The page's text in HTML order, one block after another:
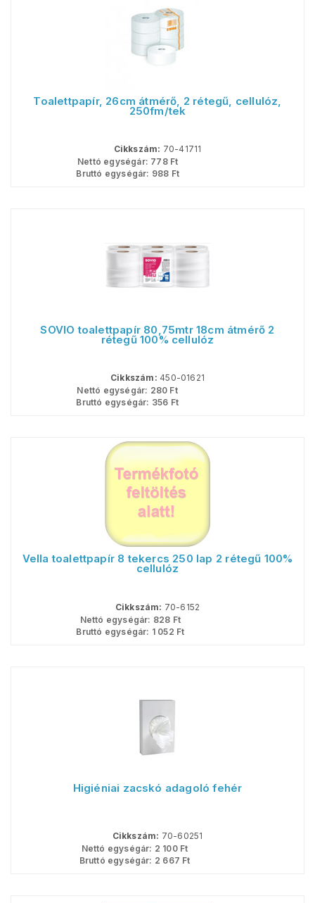
Toalettpapír, 26cm átmérő, 2 rétegű, cellulóz,
250fm/tek
Cikkszám: 70-41711
Nettó egységár: 778Ft
Bruttó egységár: 988 Ft
SOVIO toalettpapír 80,75mtr 18cm átmérő 2
rétegű 100% cellulóz
Cikkszám: 450-01621
Nettó egységár: 280 Ft
Bruttó egységár: 356 Ft
Vella toalettpapír 8 tekercs 250 lap 2 rétegű 100%
cellulóz
Cikkszám: 70-6152
Nettó egységár: 828 Ft
Bruttó egységár: 1 052 Ft
Higiéniai zacskó adagoló fehér
Cikkszám: 70-60251
Nettó egységár: 2 100Ft
Bruttó egységár: 2 667 Ft